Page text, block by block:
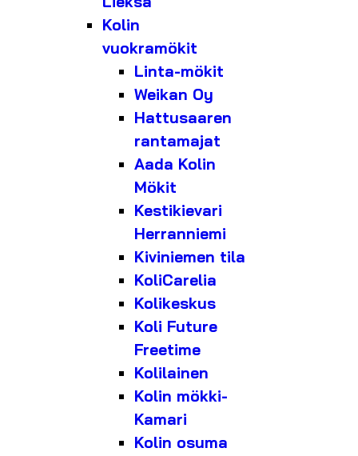
Kolin
vuokramökit
Linta-mökit
Weikan Oy
Hattusaaren
rantamajat
Aada Kolin
Mökit
Kestikievari
Herranniemi
Kiviniemen tila
KoliCarelia
Kolikeskus
Koli Future
Freetime
Kolilainen
Kolin mökki-
Kamari
Kolin osuma